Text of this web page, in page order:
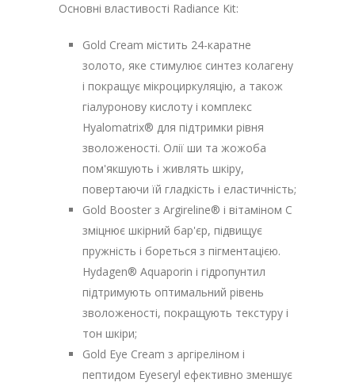
Основні властивості Radiance Kit:
Gold Cream містить 24-каратне
золото, яке стимулює синтез колагену
і покращує мікроциркуляцію, а також
гіалуронову кислоту і комплекс
Hyalomatrix® для підтримки рівня
зволоженості. Олії ши та жожоба
пом'якшують і живлять шкіру,
повертаючи їй гладкість і еластичність;
Gold Booster з Argireline® і вітаміном C
зміцнює шкірний бар'єр, підвищує
пружність і бореться з пігментацією.
Hydagen® Aquaporin і гідропунтил
підтримують оптимальний рівень
зволоженості, покращують текстуру і
тон шкіри;
Gold Eye Cream з аргіреліном і
пептидом Eyeseryl ефективно зменшує